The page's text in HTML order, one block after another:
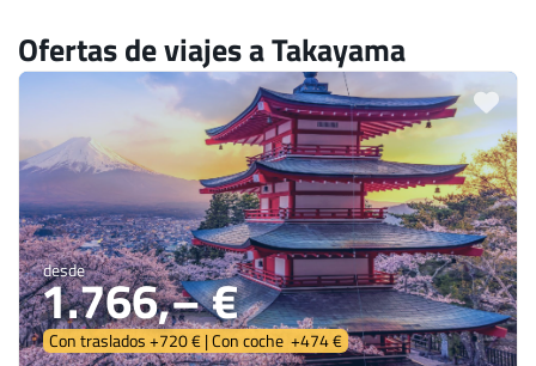
Ofertas de viajes a Takayama
desde
1.766,– €
Con traslados +720 € | Con coche +474 €